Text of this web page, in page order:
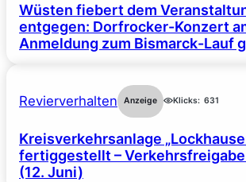
Wüsten fiebert dem
entgegen: Dorfrocker-Konzert
Anmeldung zum Bismarck-Lauf
Revierverhalten Anzeige Klicks: 631
Kreisverkehrsanlage
fertiggestellt – Verkehrsfreigabe
(12. Juni)